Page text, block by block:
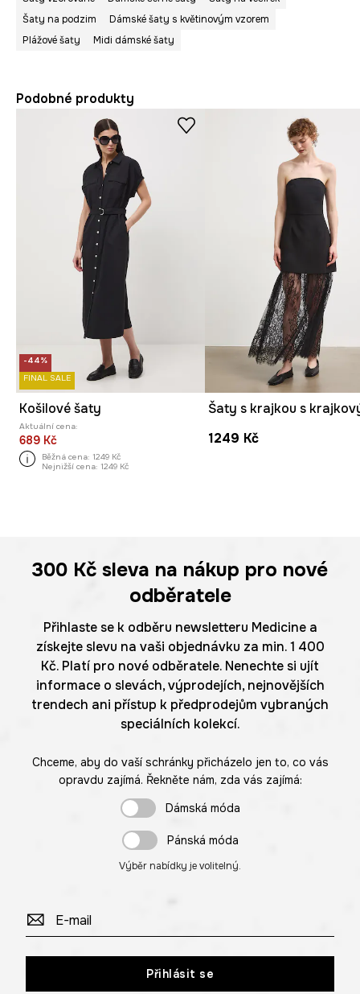
Šaty na podzim
Dámské šaty s květinovým vzorem
Plážové šaty
Midi dámské šaty
Podobné produkty
-44%
FINAL SALE
Košilové šaty
Aktuální cena:
689 Kč
Běžná cena: 1249 Kč
Nejnižší cena: 1249 Kč
1249 Kč
300 Kč sleva na nákup pro nové
odběratele
Přihlaste se k odběru newsletteru Medicine a
získejte slevu na vaši objednávku za min. 1 400
Kč. Platí pro nové odběratele. Nenechte si ujít
informace o slevách, výprodejích, nejnovějších
trendech ani přístup k předprodejům vybraných
speciálních kolekcí.
Chceme, aby do vaší schránky přicházelo jen to, co vás
opravdu zajímá. Řekněte nám, zda vás zajímá:
Dámská móda
Pánská móda
Výběr nabídky je volitelný.
Přihlásit se